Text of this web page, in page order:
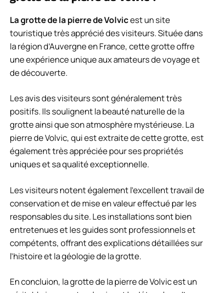
La grotte de la pierre de Volvicest un site
touristique très apprécié des visiteurs. Située dans
la région d’Auvergne en France, cette grotte offre
une expérience unique aux amateurs de voyage et
de découverte.
Les avis des visiteurs sont généralement très
positifs. Ils soulignent la beauté naturelle de la
grotte ainsi que son atmosphère mystérieuse. La
pierre de Volvic, qui est extraite de cette grotte, est
également très appréciée pour ses propriétés
uniques et sa qualité exceptionnelle.
Les visiteurs notent également l’excellent travail de
conservation et de mise en valeur effectué par les
responsables du site. Les installations sont bien
entretenues et les guides sont professionnels et
compétents, offrant des explications détaillées sur
l’histoire et la géologie de la grotte.
En concluion, la grotte de la pierre de Volvic est un